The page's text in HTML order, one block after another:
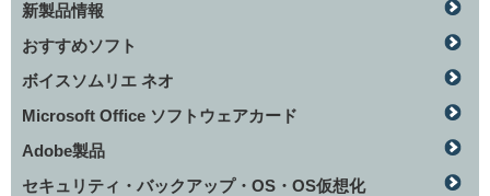
新製品情報
おすすめソフト
ボイスソムリエ ネオ
Microsoft Office ソフトウェアカード
Adobe製品
セキュリティ・バックアップ・OS・OS仮想化